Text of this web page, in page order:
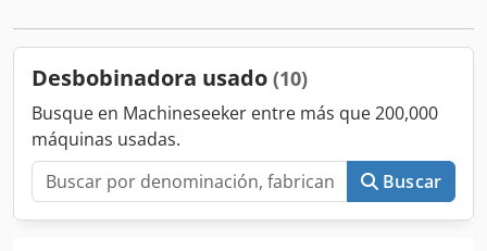
Desbobinadora usado (10)
Busque en Machineseeker entre más que 200,000
máquinas usadas.
Buscar